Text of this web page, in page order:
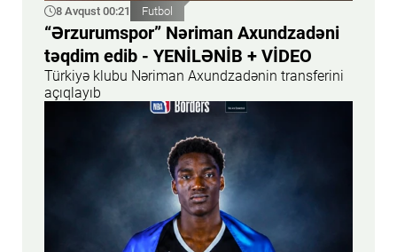
8 Avqust 00:21 Futbol
“Ərzurumspor” Nəriman Axundzadəni
təqdim edib - YENİLƏNİB + VİDEO
Türkiyə klubu Nəriman Axundzadənin transferini
açıqlayıb